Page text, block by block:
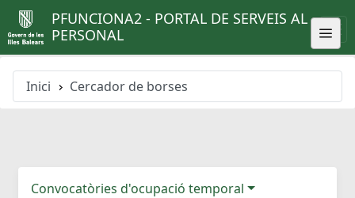
PFUNCIONA2 - PORTAL DE SERVEIS AL
PERSONAL
Inici Cercador de borses
Convocatòries d'ocupació temporal